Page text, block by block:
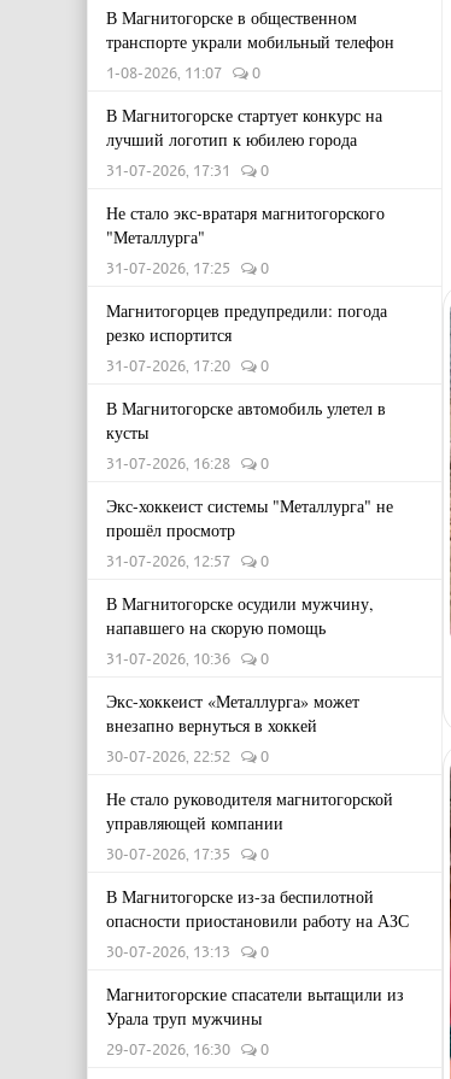
В Магнитогорске в общественном
транспорте украли мобильный телефон
1-08-2026, 11:07 0
В Магнитогорске стартует конкурс на
лучший логотип к юбилею города
31-07-2026, 17:31 0
Не стало экс-вратаря магнитогорского
"Металлурга"
31-07-2026, 17:25 0
Магнитогорцев предупредили: погода
резко испортится
31-07-2026, 17:20 0
В Магнитогорске автомобиль улетел в
кусты
31-07-2026, 16:28 0
Экс-хоккеист системы "Металлурга" не
прошёл просмотр
31-07-2026, 12:57 0
В Магнитогорске осудили мужчину,
напавшего на скорую помощь
31-07-2026, 10:36 0
Экс-хоккеист «Металлурга» может
внезапно вернуться в хоккей
30-07-2026, 22:52 0
Не стало руководителя магнитогорской
управляющей компании
30-07-2026, 17:35 0
В Магнитогорске из-за беспилотной
опасности приостановили работу на АЗС
30-07-2026, 13:13 0
Магнитогорские спасатели вытащили из
Урала труп мужчины
29-07-2026, 16:30 0